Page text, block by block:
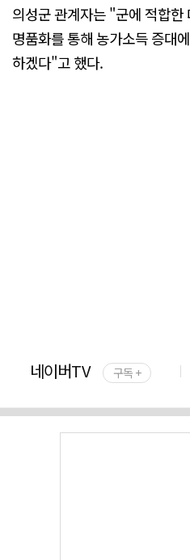
의성군 관계자는 "군에 적합
명품화를 통해 농가소득 증대
하겠다"고 했다.
네이버TV 구독 +